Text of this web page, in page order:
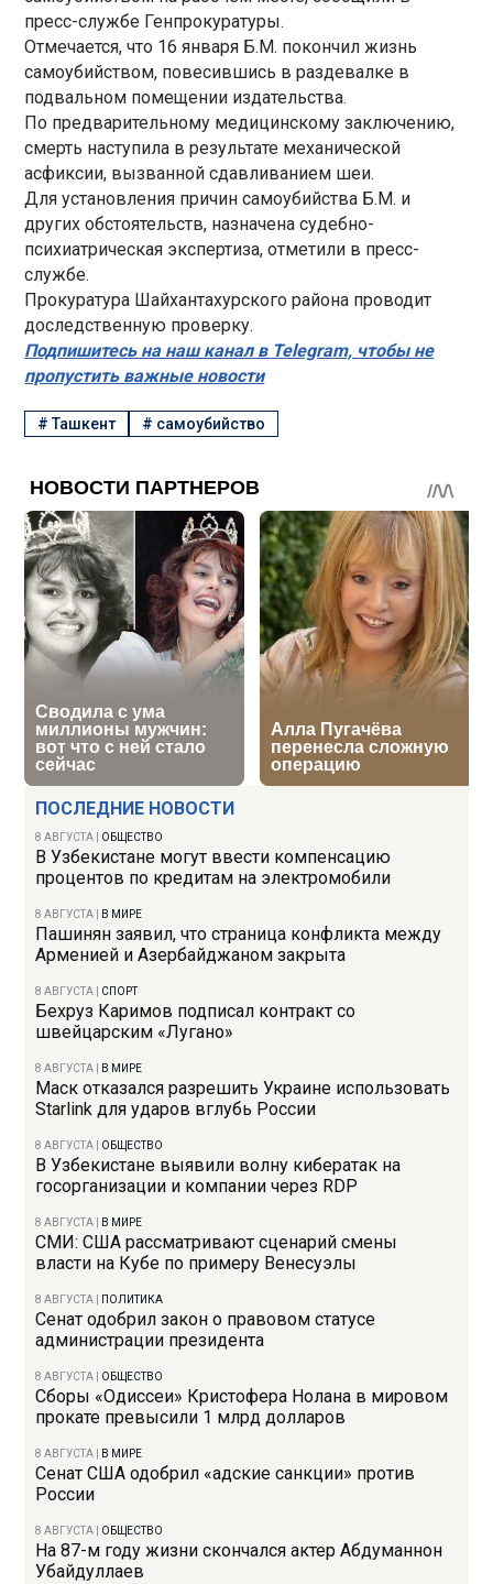
ПОСЛЕДНИЕ НОВОСТИ
8 АВГУСТА ОБЩЕСТВО
В Узбекистане могут ввести компенсацию
процентов по кредитам на электромобили
8 АВГУСТА В МИРЕ
Пашинян заявил, что страница конфликта между
Арменией и Азербайджаном закрыта
8 АВГУСТА СПОРТ
Бехруз Каримов подписал контракт со
швейцарским «Лугано»
8 АВГУСТА В МИРЕ
Маск отказался разрешить Украине использовать
Starlink для ударов вглубь России
8 АВГУСТА ОБЩЕСТВО
В Узбекистане выявили волну кибератак на
госорганизации и компании через RDP
8 АВГУСТА В МИРЕ
СМИ: США рассматривают сценарий смены
власти на Кубе по примеру Венесуэлы
8 АВГУСТА ПОЛИТИКА
Сенат одобрил закон о правовом статусе
администрации президента
8 АВГУСТА ОБЩЕСТВО
Сборы «Одиссеи» Кристофера Нолана в мировом
прокате превысили 1 млрд долларов
8 АВГУСТА В МИРЕ
Сенат США одобрил «адские санкции» против
России
8 АВГУСТА ОБЩЕСТВО
На 87-м году жизни скончался актер Абдуманнон
Убайдуллаев
пресс-службе Генпрокуратуры.
Отмечается, что 16 января Б.М. покончил жизнь
самоубийством, повесившись в раздевалке в
подвальном помещении издательства.
По предварительному медицинскому заключению,
смерть наступила в результате механической
асфиксии, вызванной сдавливанием шеи.
Для установления причин самоубийства Б.М. и
других обстоятельств, назначена судебно-
психиатрическая экспертиза, отметили в пресс-
службе.
Прокуратура Шайхантахурского района проводит
доследственную проверку.
Подпишитесь на наш канал в Telegram, чтобы не
пропустить важные новости
#Ташкент # самоубийство